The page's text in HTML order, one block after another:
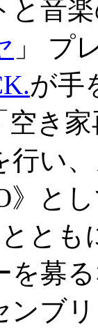
と音
」 プ
が手
空き
行い
》と
と
を募
ンブ